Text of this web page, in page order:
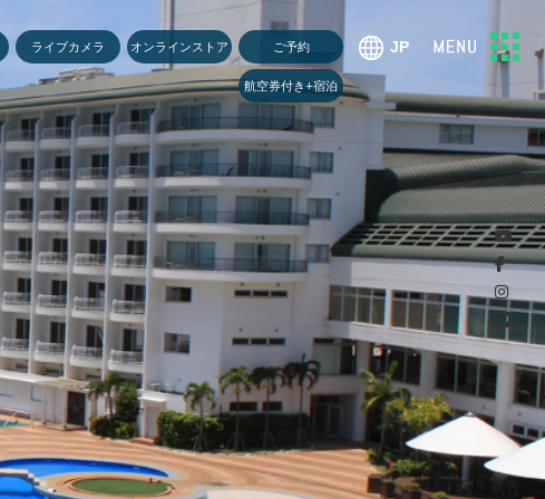
ライブカメラ オンラインストア ご予約
航空券付き+宿泊
MENU